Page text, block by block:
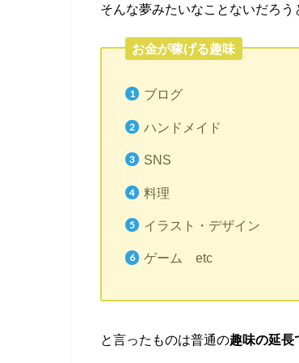
そんな夢みたいなことないだろう
お金が稼げる趣味
ブログ
ハンドメイド
SNS
料理
イラスト・デザイン
ゲーム etc
と言ったものは普通の趣味の延長